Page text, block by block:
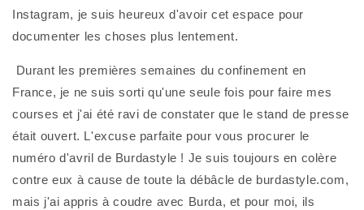
Instagram, je suis heureux d'avoir cet espace pour
documenter les choses plus lentement.
France, je ne suis sorti qu'une seule fois pour faire mes
courses et j'ai été ravi de constater que le stand de presse
était ouvert. L'excuse parfaite pour vous procurer le
numéro d'avril de Burdastyle ! Je suis toujours en colère
contre eux à cause de toute la débâcle de burdastyle.com,
mais j'ai appris à coudre avec Burda, et pour moi, ils